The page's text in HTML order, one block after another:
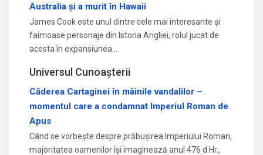
Australia și a murit în Hawaii
James Cook este unul dintre cele mai interesante și
faimoase personaje din Istoria Angliei, rolul jucat de
acesta în expansiunea…
Universul Cunoașterii
Căderea Cartaginei în mâinile vandalilor –
momentul care a condamnat Imperiul Roman de
Apus
Când se vorbește despre prăbușirea Imperiului Roman,
majoritatea oamenilor își imaginează anul 476 d.Hr.,